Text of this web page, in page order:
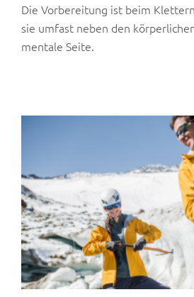
Die Vorbereitung ist beim
sie umfast neben den
mentale Seite.